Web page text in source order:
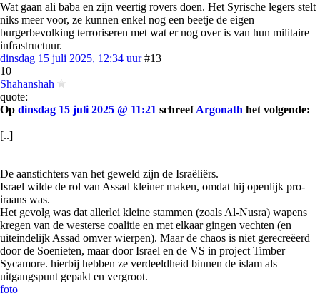
Wat gaan ali baba en zijn veertig rovers doen. Het Syrische legers stelt
niks meer voor, ze kunnen enkel nog een beetje de eigen
burgerbevolking terroriseren met wat er nog over is van hun militaire
infrastructuur.
dinsdag 15 juli 2025, 12:34 uur #13
10
Shahanshah
quote:
Op dinsdag 15 juli 2025 @ 11:21 schreefArgonath het volgende:
[..]
De aanstichters van het geweld zijn de Israëliërs.
Israel wilde de rol van Assad kleiner maken, omdat hij openlijk pro-
iraans was.
Het gevolg was dat allerlei kleine stammen (zoals Al-Nusra) wapens
kregen van de westerse coalitie en met elkaar gingen vechten (en
uiteindelijk Assad omver wierpen). Maar de chaos is niet gerecreëerd
door de Soenieten, maar door Israel en de VS in project Timber
Sycamore. hierbij hebben ze verdeeldheid binnen de islam als
uitgangspunt gepakt en vergroot.
foto